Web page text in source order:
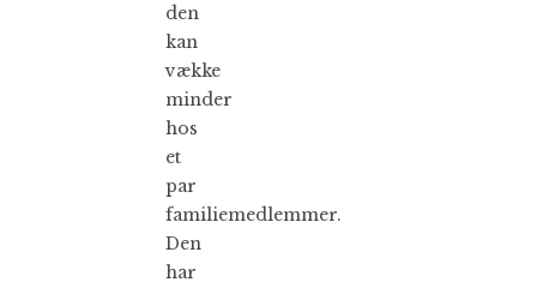
den
kan
vække
minder
hos
et
par
familiemedlemmer.
Den
har